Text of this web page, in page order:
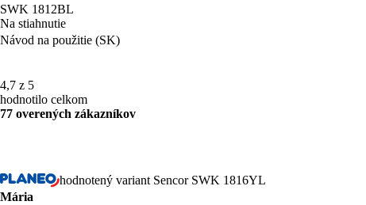
SWK 1812BL
Na stiahnutie
Návod na použitie (SK)
4,7 z 5
hodnotilo celkom
77 overených zákazníkov
hodnotený variant Sencor SWK 1816YL
Mária